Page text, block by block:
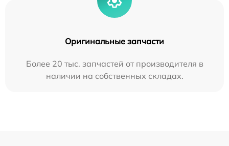
Оригинальные запчасти
Более 20 тыс. запчастей от производителя в
наличии на собственных складах.